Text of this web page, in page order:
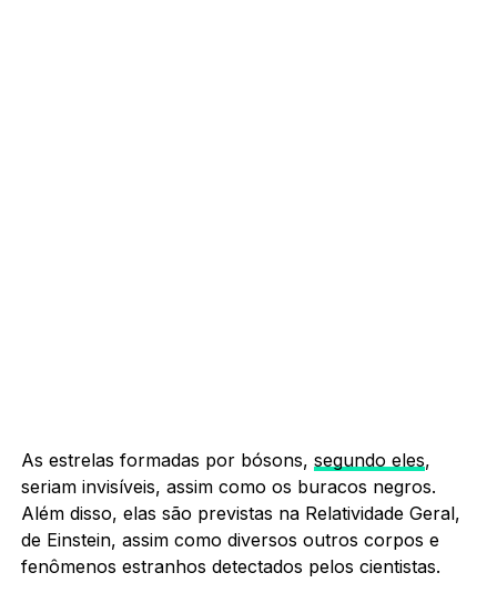
As estrelas formadas por bósons, segundo eles,
seriam invisíveis, assim como os buracos negros.
Além disso, elas são previstas na Relatividade Geral,
de Einstein, assim como diversos outros corpos e
fenômenos estranhos detectados pelos cientistas.